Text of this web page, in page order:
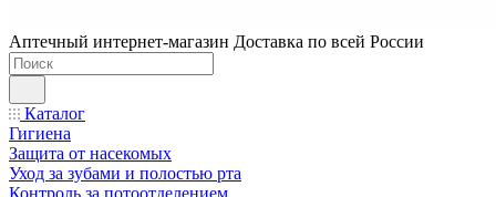
Аптечный интернет-магазин Доставка по всей России
Каталог
Гигиена
Защита от насекомых
Уход за зубами и полостью рта
Контроль за потоотделением